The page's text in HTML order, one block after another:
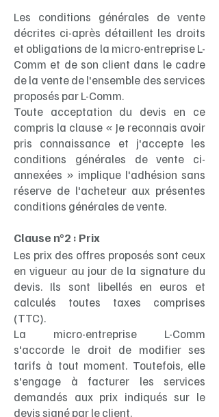
Les conditions générales de vente
décrites ci-après détaillent les droits
et obligations de la micro-entreprise L-
Comm et de son client dans le cadre
de la vente de l'ensemble des services
proposés par L-Comm.
Toute acceptation du devis en ce
compris la clause « Je reconnais avoir
pris connaissance et j'accepte les
conditions générales de vente ci-
annexées » implique l'adhésion sans
réserve de l'acheteur aux présentes
conditions générales de vente.
Clause n°2 : Prix
Les prix des offres proposés sont ceux
en vigueur au jour de la signature du
devis. Ils sont libellés en euros et
calculés toutes taxes comprises
(TTC).
La micro-entreprise L-Comm
s'accorde le droit de modifier ses
tarifs à tout moment. Toutefois, elle
s'engage à facturer les services
demandés aux prix indiqués sur le
devis signé par le client.